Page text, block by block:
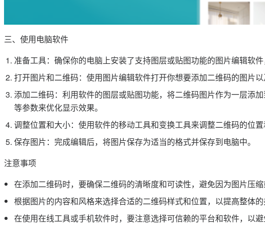
三、使用电脑软件
准备工具：确保你的电脑上安装了支持图层或贴图功能的图片编辑软件
打开图片和二维码：使用图片编辑软件打开你想要添加二维码的图片以
添加二维码：利用软件的图层或贴图功能，将二维码图片作为一层添
等参数来优化显示效果。
调整位置和大小：使用软件的移动工具和变换工具来调整二维码的位
保存图片：完成编辑后，将图片保存为适当的格式并保存到电脑中。
注意事项
在添加二维码时，要确保二维码的清晰度和可读性，避免因为图片压
根据图片的内容和风格来选择合适的二维码样式和位置，以提高整体的
在使用在线工具或手机软件时，要注意选择可信赖的平台和软件，以